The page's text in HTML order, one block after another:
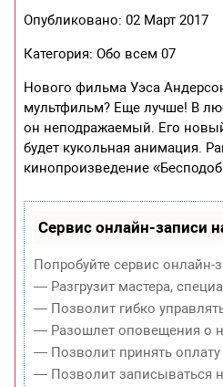
Опубликовано: 02 Март 2017
Категория: Обо всем 07
Нового фильма Уэса
мультфильм? Еще лучше! В
он неподражаемый. Его
будет кукольная анимация.
кинопроизведение
Сервис онлайн-записи
Попробуйте сервис онлайн-
— Разгрузит мастера,
— Позволит гибко
— Разошлет оповещения о
— Позволит принять оплату
— Позволит записываться